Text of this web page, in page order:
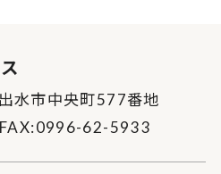
水市中央町577番地
62-5933